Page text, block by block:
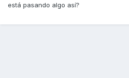
está pasando algo así?